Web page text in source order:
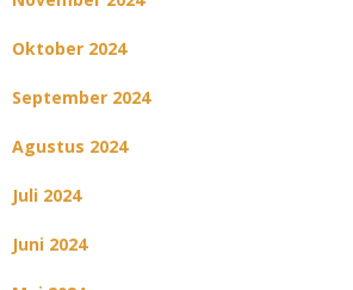
Oktober 2024
September 2024
Agustus 2024
Juli 2024
Juni 2024